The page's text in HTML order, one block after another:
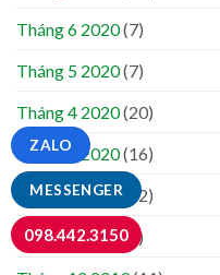
Tháng 6 2020(7)
Tháng 5 2020(7)
Tháng 4 2020(20)
Tháng 3 2020(16)
Tháng 2 2020(12)
Tháng 1 2020(8)
MESSENGER
ZALO
098.442.3150